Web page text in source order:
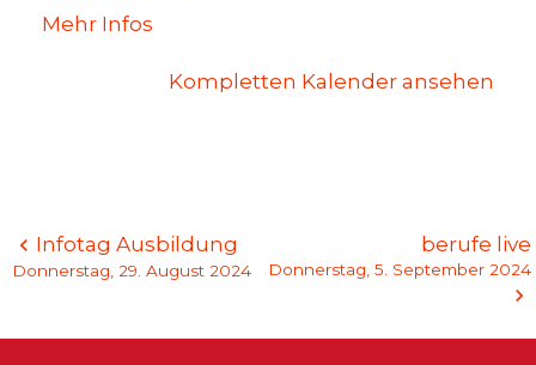
Mehr Infos
Kompletten Kalender ansehen
Beitragsnavigation
Infotag Ausbildung
Donnerstag, 29. August 2024
berufe live
Donnerstag, 5. September 2024